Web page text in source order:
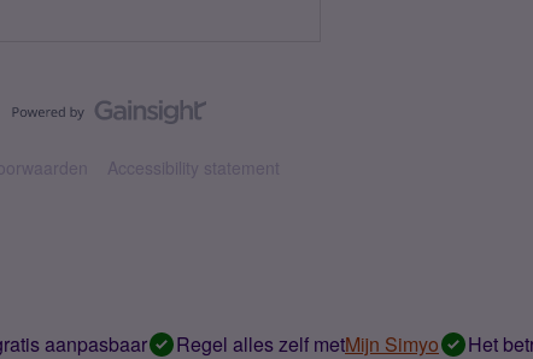
Accessibility statement
aanpasbaar Regel alles zelf metMijn Simyo Het